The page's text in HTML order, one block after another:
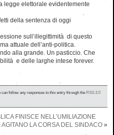
legge elettorale evidentemente
della sentenza di oggi
sull’illegittimità di questo
attuale dell’anti-politica.
alla grande. Un pasticcio. Che
e delle larghe intese forever.
can follow any responses to this entry through theRSS 2.0
FINISCE NELL’UMILIAZIONE
AGITANO LA CORSA DEL SINDACO »